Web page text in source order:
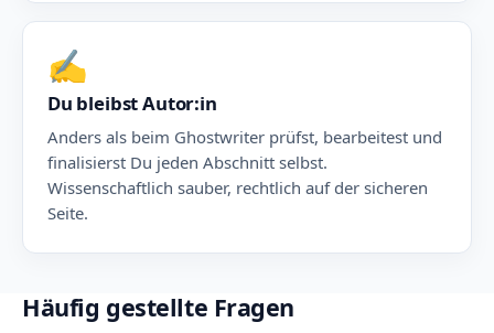
✍️
Du bleibst Autor:in
Anders als beim Ghostwriter prüfst, bearbeitest und
finalisierst Du jeden Abschnitt selbst.
Wissenschaftlich sauber, rechtlich auf der sicheren
Seite.
Häufig gestellte Fragen